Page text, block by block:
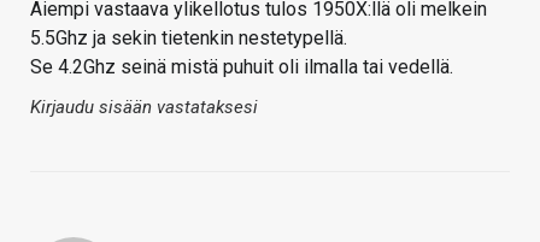
Aiempi vastaava ylikellotus tulos 1950X:llä oli melkein
5.5Ghz ja sekin tietenkin nestetypellä.
Se 4.2Ghz seinä mistä puhuit oli ilmalla tai vedellä.
Kirjaudu sisään vastataksesi